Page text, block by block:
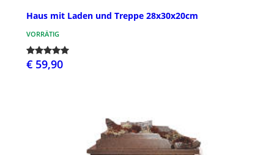
Haus mit Laden und Treppe 28x30x20cm
VORRÄTIG
€ 59,90